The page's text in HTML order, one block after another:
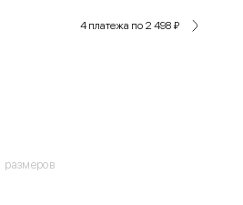
4 платежа по 2 498 ₽
размеров